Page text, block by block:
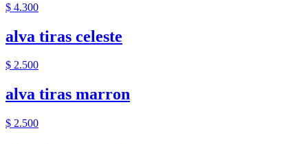
$ 4.300
alva tiras celeste
$ 2.500
alva tiras marron
$ 2.500